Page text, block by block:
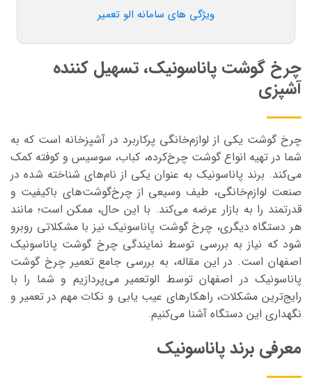
ویژگی های سامانه الو تعمیر
چرخ گوشت پاناسونیک، تسهیل کننده
آشپزی
چرخ گوشت یکی از لوازم‌خانگی پرکاربرد در آشپزخانه است که به
شما در تهیه انواع گوشت چرخ‌کرده، کباب، سوسیس و کوفته کمک
می‌کند. برند پاناسونیک به عنوان یکی از نام‌های شناخته شده در
صنعت لوازم‌خانگی، طیف وسیعی از چرخ‌گوشت‌های باکیفیت و
قدرتمند را به بازار عرضه می‌کند. با این حال، ممکن است؛ مانند
هر دستگاه دیگری، چرخ گوشت پاناسونیک نیز با مشکلاتی روبرو
شود که نیاز به بررسی توسط نمایندگی چرخ گوشت پاناسونیک
اصفهان است. در این مقاله، به بررسی جامع تعمیر چرخ گوشت
پاناسونیک در اصفهان توسط الوتعمیر می‌پردازیم و شما را با
رایج‌ترین مشکلات، راهکارهای عیب یابی و نکات مهم در تعمیر و
نگهداری این دستگاه آشنا می‌کنیم.
معرفی برند پاناسونیک